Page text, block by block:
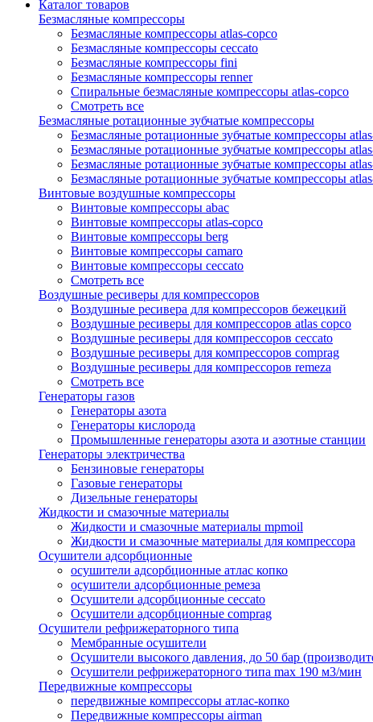
Каталог товаров
Безмасляные компрессоры
Безмасляные компрессоры atlas-copco
Безмасляные компрессоры ceccato
Безмасляные компрессоры fini
Безмасляные компрессоры renner
Спиральные безмасляные компрессоры atlas-copco
Смотреть все
Безмасляные ротационные зубчатые компрессоры
Безмасляные ротационные зубчатые компрессоры
Безмасляные ротационные зубчатые компрессоры
Безмасляные ротационные зубчатые компрессоры
Безмасляные ротационные зубчатые компрессоры
Винтовые воздушные компрессоры
Винтовые компрессоры abac
Винтовые компрессоры atlas-copco
Винтовые компрессоры berg
Винтовые компрессоры camaro
Винтовые компрессоры ceccato
Смотреть все
Воздушные ресиверы для компрессоров
Воздушные ресивера для компрессоров бежецкий
Воздушные ресиверы для компрессоров atlas copco
Воздушные ресиверы для компрессоров ceccato
Воздушные ресиверы для компрессоров comprag
Воздушные ресиверы для компрессоров remeza
Смотреть все
Генераторы газов
Генераторы азота
Генераторы кислорода
Промышленные генераторы азота и азотные станции
Генераторы электричества
Бензиновые генераторы
Газовые генераторы
Дизельные генераторы
Жидкости и смазочные материалы
Жидкости и смазочные материалы mpmoil
Жидкости и смазочные материалы для компрессора
Осушители адсорбционные
осушители адсорбционные атлас копко
осушители адсорбционные ремеза
Осушители адсорбционные ceccato
Осушители адсорбционные comprag
Осушители рефрижераторного типа
Мембранные осушители
Осушители высокого давления, до 50 бар
Осушители рефрижераторного типа max 190 м3/мин
Передвижные компрессоры
передвижные компрессоры атлас-копко
Передвижные компрессоры airman